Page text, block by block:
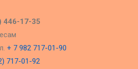
446-17-35
+ 7 982 717-01-90
717-01-92